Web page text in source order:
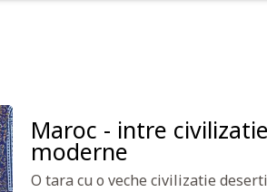
Maroc - intre
moderne
O tara cu o veche civilizatie